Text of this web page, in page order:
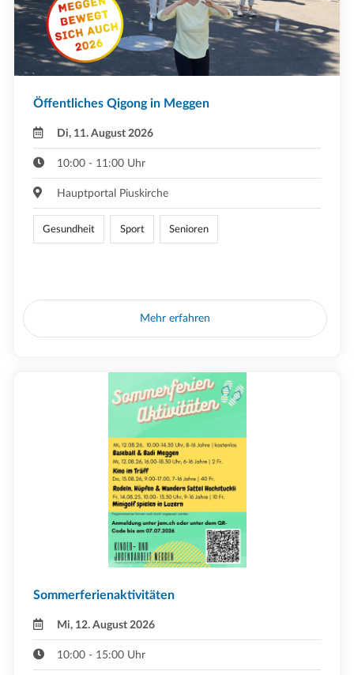
Öffentliches Qigong in Meggen
Di, 11. August 2026
10:00 - 11:00 Uhr
Hauptportal Piuskirche
Gesundheit Sport Senioren
Mehr erfahren
Sommerferienaktivitäten
Mi, 12. August 2026
10:00 - 15:00 Uhr